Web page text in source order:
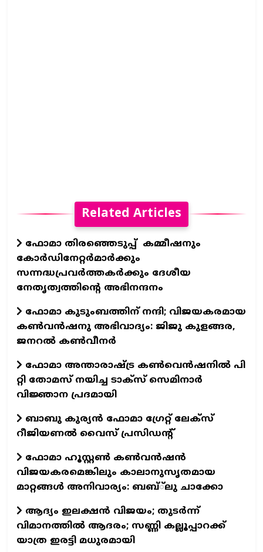
Related Articles
ഫോമാ തിരഞ്ഞെടുപ്പ് കമ്മീഷനും
കോർഡിനേറ്റർമാർക്കും
സന്നദ്ധപ്രവർത്തകർക്കും ദേശീയ
നേതൃത്വത്തിന്റെ അഭിനന്ദനം
ഫോമാ കുടുംബത്തിന് നന്ദി; വിജയകരമായ
കൺവൻഷനു അഭിവാദ്യം: ജിജു കുളങ്ങര,
ജനറൽ കൺവീനർ
ഫോമാ അന്താരാഷ്ട്ര കൺവെൻഷനിൽ പി
റ്റി തോമസ് നയിച്ച ടാക്‌സ്‌ സെമിനാർ
വിജ്ഞാന പ്രദമായി
ബാബു കുര്യൻ ഫോമാ ഗ്രേറ്റ് ലേക്സ്
റീജിയണൽ വൈസ് പ്രസിഡന്റ്
ഫോമാ ഹൂസ്റ്റൺ കൺവൻഷൻ
വിജയകരമെങ്കിലും കാലാനുസൃതമായ
മാറ്റങ്ങൾ അനിവാര്യം: ബബ്്‌ലു ചാക്കോ
ആദ്യം ഇലക്ഷൻ വിജയം; തുടർന്ന്
വിമാനത്തിൽ ആദരം; സണ്ണി കല്ലൂപ്പാറക്ക്
യാത്ര ഇരട്ടി മധുരമായി